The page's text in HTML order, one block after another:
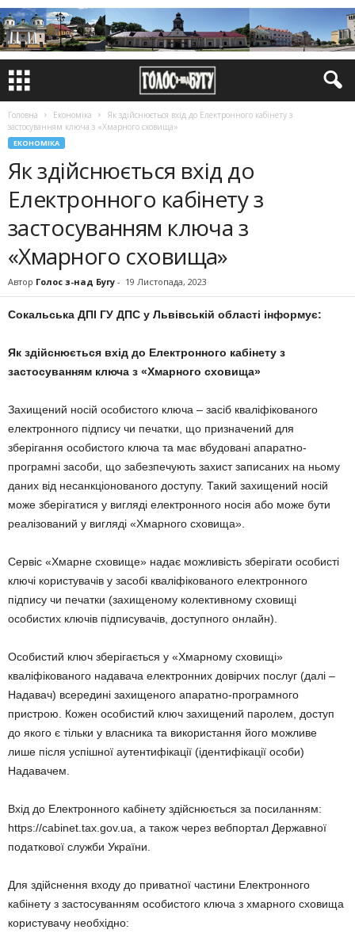
Головна Економіка
Як здійснюється вхід до Електронного кабінету з
застосуванням ключа з «Хмарного сховища»
ЕКОНОМІКА
Як здійснюється вхід до
Електронного кабінету з
застосуванням ключа з
«Хмарного сховища»
Автор Голос з-над Бугу - 19 Листопада, 2023
Сокальська ДПІ ГУ ДПС у Львівській області інформує:
Як здійснюється вхід до Електронного кабінету з
застосуванням ключа з «Хмарного сховища»
Захищений носій особистого ключа – засіб кваліфікованого
електронного підпису чи печатки, що призначений для
зберігання особистого ключа та має вбудовані апаратно-
програмні засоби, що забезпечують захист записаних на ньому
даних від несанкціонованого доступу. Такий захищений носій
може зберігатися у вигляді електронного носія або може бути
реалізований у вигляді «Хмарного сховища».
Сервіс «Хмарне сховище» надає можливість зберігати особисті
ключі користувачів у засобі кваліфікованого електронного
підпису чи печатки (захищеному колективному сховищі
особистих ключів підписувачів, доступного онлайн).
Особистий ключ зберігається у «Хмарному сховищі»
кваліфікованого надавача електронних довірчих послуг (далі –
Надавач) всередині захищеного апаратно-програмного
пристрою. Кожен особистий ключ захищений паролем, доступ
до якого є тільки у власника та використання його можливе
лише після успішної аутентифікації (ідентифікації особи)
Надавачем.
Вхід до Електронного кабінету здійснюється за посиланням:
https://cabinet.tax.gov.ua, а також через вебпортал Державної
податкової служби України.
Для здійснення входу до приватної частини Електронного
кабінету з застосуванням особистого ключа з хмарного сховища
користувачу необхідно: